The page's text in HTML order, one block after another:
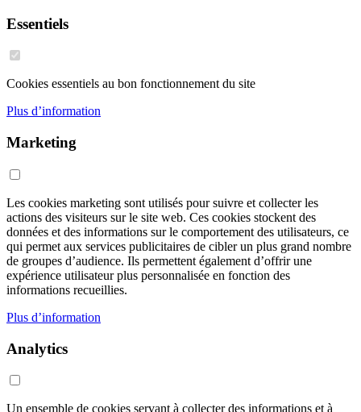
Essentiels
Cookies essentiels au bon fonctionnement du site
Plus d’information
Marketing
Les cookies marketing sont utilisés pour suivre et collecter les
actions des visiteurs sur le site web. Ces cookies stockent des
données et des informations sur le comportement des utilisateurs, ce
qui permet aux services publicitaires de cibler un plus grand nombre
de groupes d’audience. Ils permettent également d’offrir une
expérience utilisateur plus personnalisée en fonction des
informations recueillies.
Plus d’information
Analytics
Un ensemble de cookies servant à collecter des informations et à